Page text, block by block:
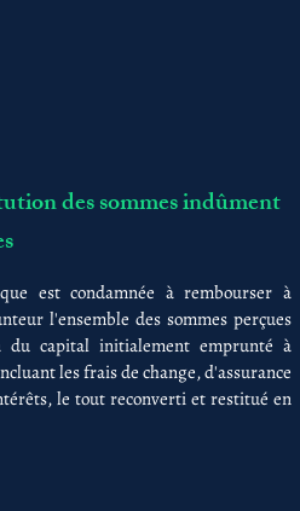
des sommes indûment
est condamnée à rembourser à
l'ensemble des sommes perçues
du capital initialement emprunté à
les frais de change, d'assurance
le tout reconverti et restitué en